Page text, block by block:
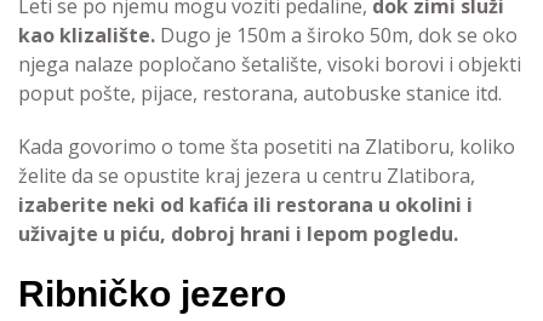
Leti se po njemu mogu voziti pedaline, dok zimi služi
kao klizalište. Dugo je 150m a široko 50m, dok se oko
njega nalaze popločano šetalište, visoki borovi i objekti
poput pošte, pijace, restorana, autobuske stanice itd.
Kada govorimo o tome šta posetiti na Zlatiboru, koliko
želite da se opustite kraj jezera u centru Zlatibora,
izaberite neki od kafića ili restorana u okolini i
uživajte u piću, dobroj hrani i lepom pogledu.
Ribničko jezero